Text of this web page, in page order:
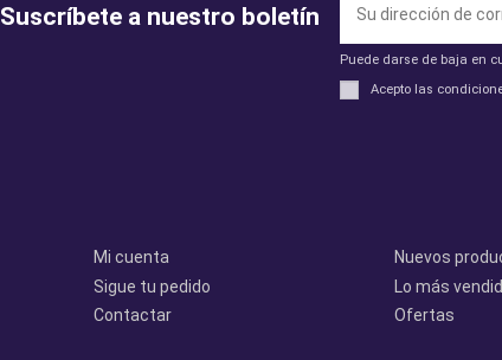
Suscríbete a nuestro boletín
Puede darse de baja en
Acepto las
Mi cuenta
Sigue tu pedido
Contactar
Nuevos
Lo más
Ofertas